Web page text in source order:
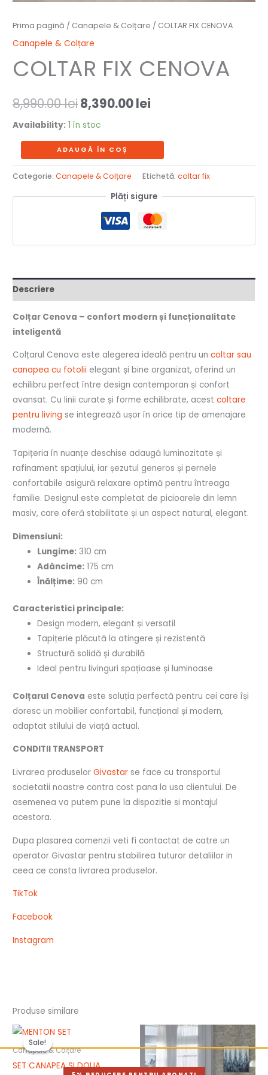
Prima pagină / Canapele & Colțare / COLTAR FIX CENOVA
Canapele & Colțare
COLTAR FIX CENOVA
8,990.00lei8,390.00lei
Availability: 1 în stoc
ADAUGĂ ÎN COȘ
Categorie:Canapele & Colțare Etichetă:coltar fix
Plăți sigure
Descriere
Colțar Cenova – confort modern și funcționalitate
inteligentă
Colțarul Cenova este alegerea ideală pentru uncoltar sau
canapea cu fotolii elegant și bine organizat, oferind un
echilibru perfect între design contemporan și confort
avansat. Cu linii curate și forme echilibrate, acestcoltare
pentru living se integrează ușor în orice tip de amenajare
modernă.
Tapițeria în nuanțe deschise adaugă luminozitate și
rafinament spațiului, iar șezutul generos și pernele
confortabile asigură relaxare optimă pentru întreaga
familie. Designul este completat de picioarele din lemn
masiv, care oferă stabilitate și un aspect natural, elegant.
Dimensiuni:
Lungime: 310 cm
Adâncime: 175 cm
Înălțime: 90 cm
Caracteristici principale:
Design modern, elegant și versatil
Tapițerie plăcută la atingere și rezistentă
Structură solidă și durabilă
Ideal pentru livinguri spațioase și luminoase
Colțarul Cenova este soluția perfectă pentru cei care își
doresc un mobilier confortabil, funcțional și modern,
adaptat stilului de viață actual.
CONDITII TRANSPORT
Livrarea produselorGivastar se face cu transportul
societatii noastre contra cost pana la usa clientului. De
asemenea va putem pune la dispozitie si montajul
acestora.
Dupa plasarea comenzii veti fi contactat de catre un
operator Givastar pentru stabilirea tuturor detaliilor in
ceea ce consta livrarea produselor.
TikTok
Facebook
Instagram
Produse similare
Sale!
Sale!
Canapele & Colțare
SET CANAPEA SI DOUA
Prețul
inițial
a
fost:
7,370.00 lei.
este:
7,170.00 lei.